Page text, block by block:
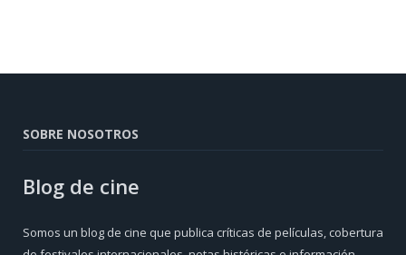
SOBRE NOSOTROS
Blog de cine
Somos un blog de cine que publica críticas de películas, cobertura